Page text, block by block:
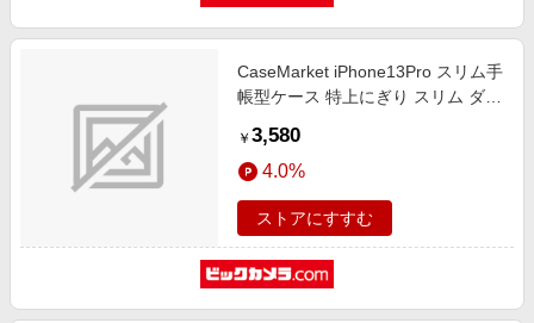
CaseMarket iPhone13Pro スリム手
帳型ケース 特上にぎり スリム ダイ
78
￥ 3,580
4.0%
ストアにすすむ